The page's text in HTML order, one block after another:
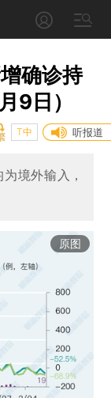
确诊持
9日）
听报道
T中
境外输入，
原图